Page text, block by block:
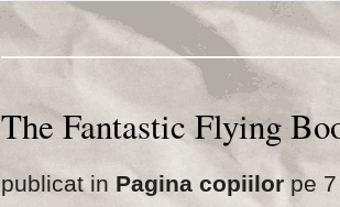
The Fantastic Flying
publicat in Pagina copiilor pe